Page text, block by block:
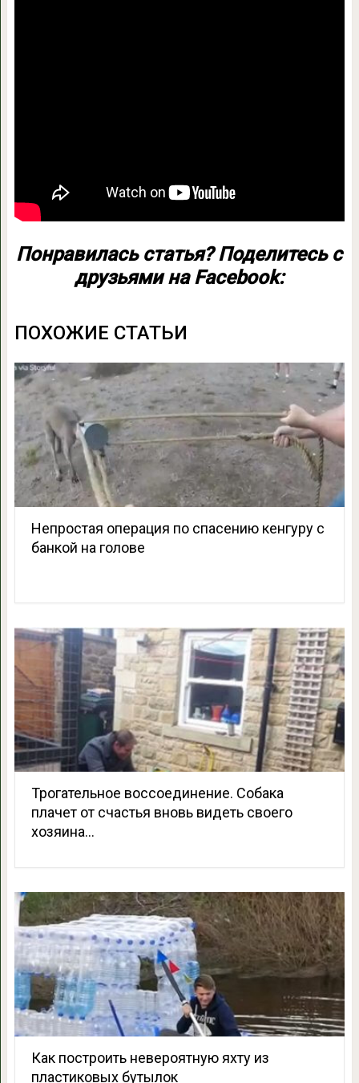
Понравилась статья? Поделитесь с
друзьями на Facebook:
ПОХОЖИЕ СТАТЬИ
Непростая операция по спасению кенгуру с
банкой на голове
Трогательное воссоединение. Собака
плачет от счастья вновь видеть своего
хозяина…
Как построить невероятную яхту из
пластиковых бутылок